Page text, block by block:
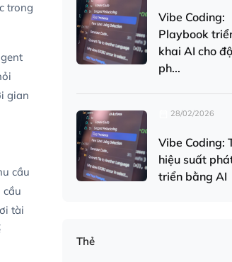
trong
gian
cầu
cầu
tài
Vibe Coding:
Playbook
khai AI cho
ph...
28/02/2026
Vibe Coding:
hiệu suất
triển bằng AI
Thẻ